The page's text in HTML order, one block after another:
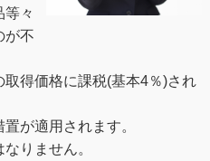
等々
が不
得価格に課税(基本4％)され
が適用されます。
りません。